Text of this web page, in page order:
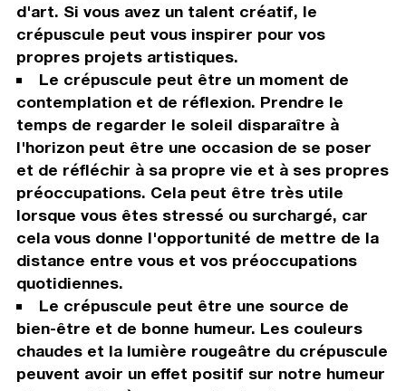
d'art. Si vous avez un talent créatif, le
crépuscule peut vous inspirer pour vos
propres projets artistiques.
Le crépuscule peut être un moment de
contemplation et de réflexion. Prendre le
temps de regarder le soleil disparaître à
l'horizon peut être une occasion de se poser
et de réfléchir à sa propre vie et à ses propres
préoccupations. Cela peut être très utile
lorsque vous êtes stressé ou surchargé, car
cela vous donne l'opportunité de mettre de la
distance entre vous et vos préoccupations
quotidiennes.
Le crépuscule peut être une source de
bien-être et de bonne humeur. Les couleurs
chaudes et la lumière rougeâtre du crépuscule
peuvent avoir un effet positif sur notre humeur